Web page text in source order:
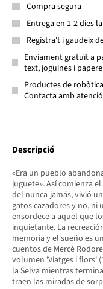
Compra segura
Entrega en 1-2 dies
Registra't i gaudeix
Enviament gratuït a
text, joguines i
Productes de
Contacta amb
Descripció
«Era un pueblo
juguete». Así comienza
del nunca-jamás, vivió
gatos cazadores y no,
ensordece a aquel que
inquietante. La
memoria y el sueño es
cuentos de Mercè
volumen 'Viatges i flors'
la Selva mientras
traen las miradas de